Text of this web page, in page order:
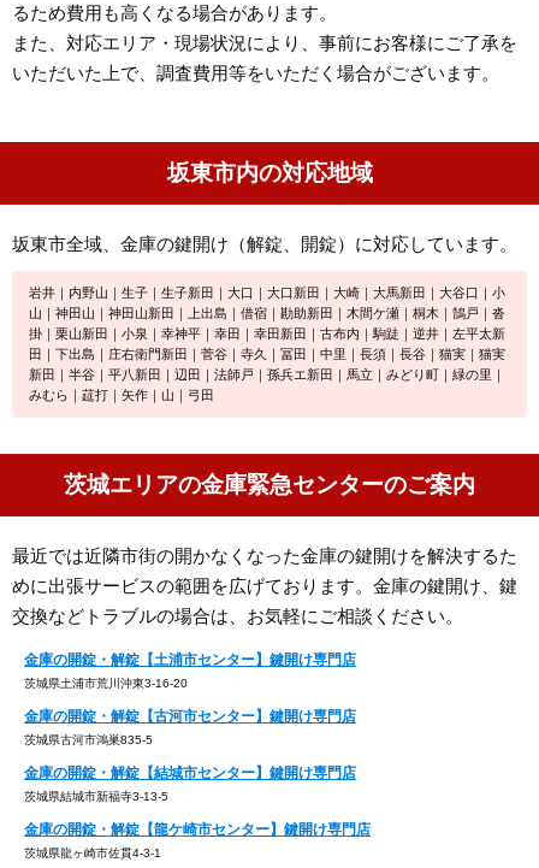
るため費用も高くなる場合があります。
また、対応エリア・現場状況により、事前にお客様にご了承を
いただいた上で、調査費用等をいただく場合がございます。
坂東市内の対応地域
坂東市全域、金庫の鍵開け（解錠、開錠）に対応しています。
岩井｜内野山｜生子｜生子新田｜大口｜大口新田｜大崎｜大馬新田｜大谷口｜小
山｜神田山｜神田山新田｜上出島｜借宿｜勘助新田｜木間ケ瀬｜桐木｜鵠戸｜沓
掛｜栗山新田｜小泉｜幸神平｜幸田｜幸田新田｜古布内｜駒跿｜逆井｜左平太新
田｜下出島｜庄右衛門新田｜菅谷｜寺久｜冨田｜中里｜長須｜長谷｜猫実｜猫実
新田｜半谷｜平八新田｜辺田｜法師戸｜孫兵エ新田｜馬立｜みどり町｜緑の里｜
みむら｜莚打｜矢作｜山｜弓田
茨城エリアの金庫緊急センターのご案内
最近では近隣市街の開かなくなった金庫の鍵開けを解決するた
めに出張サービスの範囲を広げております。金庫の鍵開け、鍵
交換などトラブルの場合は、お気軽にご相談ください。
金庫の開錠・解錠【土浦市センター】鍵開け専門店
茨城県土浦市荒川沖東3-16-20
金庫の開錠・解錠【古河市センター】鍵開け専門店
茨城県古河市鴻巣835-5
金庫の開錠・解錠【結城市センター】鍵開け専門店
茨城県結城市新福寺3-13-5
金庫の開錠・解錠【龍ケ崎市センター】鍵開け専門店
茨城県龍ヶ崎市佐貫4-3-1